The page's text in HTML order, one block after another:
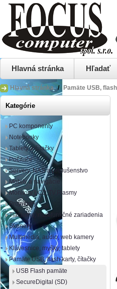
Hlavná stránka Hľadať
Hlavná stránka / Pamäte USB,
Kategórie
PC komponenty
Notebooky
Tablety a čítačky
Počítače
Servery, NAS a príslušenstvo
Mobily a navigácie
Monitory LCD,TV,Plasmy
Projektory
Tlačiarne, multifunkčné zariadenia
Skenery
Multimédia, audio, web kamery
Klávesnice, myšky, tablety
Pamäte USB, flash karty, čítačky
USB Flash pamäte
SecureDigital (SD)